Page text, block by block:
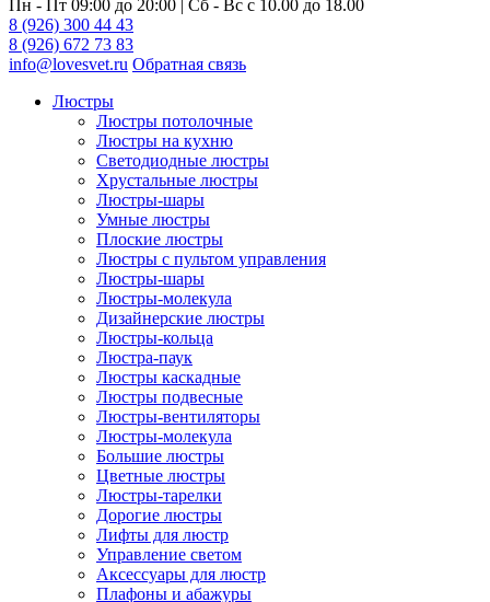
Пн - Пт 09:00 до 20:00 | Сб - Вс с 10.00 до 18.00
8 (926) 300 44 43
8 (926) 672 73 83
info@lovesvet.ru Обратная связь
Люстры
Люстры потолочные
Люстры на кухню
Светодиодные люстры
Хрустальные люстры
Люстры-шары
Умные люстры
Плоские люстры
Люстры с пультом управления
Люстры-шары
Люстры-молекула
Дизайнерские люстры
Люстры-кольца
Люстра-паук
Люстры каскадные
Люстры подвесные
Люстры-вентиляторы
Люстры-молекула
Большие люстры
Цветные люстры
Люстры-тарелки
Дорогие люстры
Лифты для люстр
Управление светом
Аксессуары для люстр
Плафоны и абажуры